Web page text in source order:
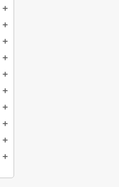
add
add
add
add
add
add
add
add
add
add